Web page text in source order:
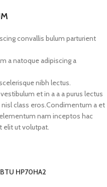
convallis bulum parturient
a natoque adipiscing a
nibh lectus.
et in a a a purus lectus
class eros.Condimentum a et
nam inceptos hac
elit ut volutpat.
HP70HA2